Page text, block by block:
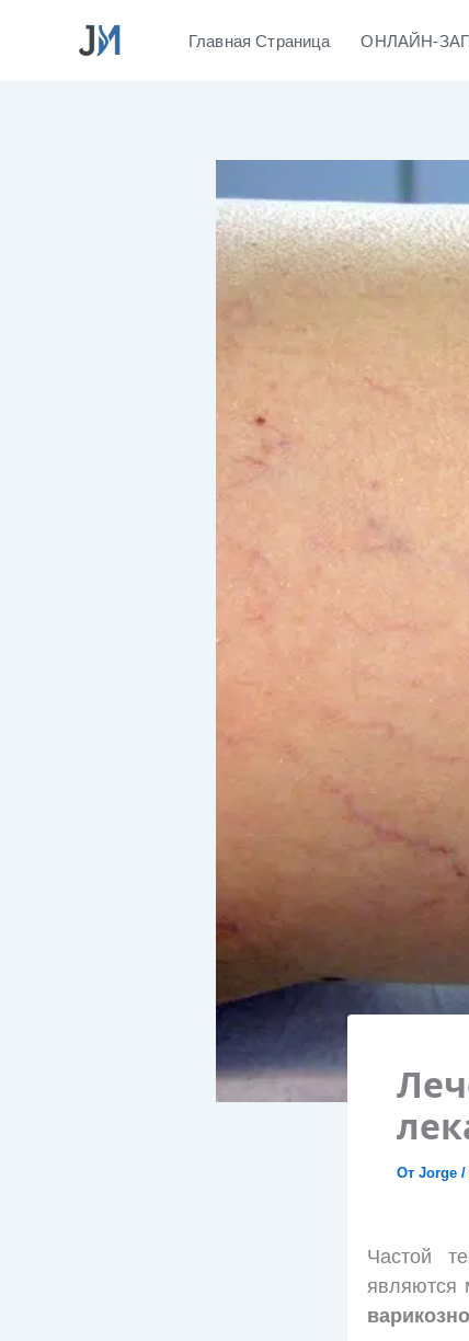
Главная Страница ОНЛАЙН-
От Jorge /
Частой
являются